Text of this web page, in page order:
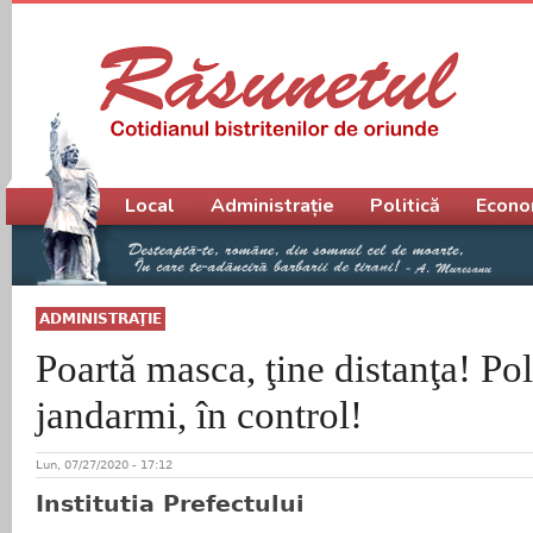
ADMINISTRAŢIE
Poartă masca, ţine distanţa!
jandarmi, în control!
Lun, 07/27/2020 - 17:12
Institutia Prefectului
Meniu principal
Local Administrație Politică